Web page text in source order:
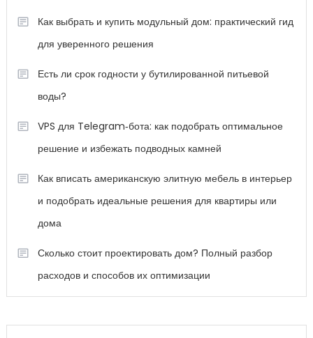
Как выбрать и купить модульный дом: практический гид
для уверенного решения
Есть ли срок годности у бутилированной питьевой
воды?
VPS для Telegram‑бота: как подобрать оптимальное
решение и избежать подводных камней
Как вписать американскую элитную мебель в интерьер
и подобрать идеальные решения для квартиры или
дома
Сколько стоит проектировать дом? Полный разбор
расходов и способов их оптимизации